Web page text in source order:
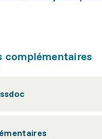
complémentaires